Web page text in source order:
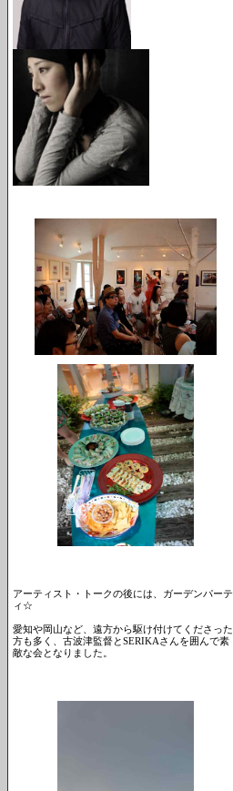
アーティスト・トークの後には、ガーデンパーテ
ィ☆
愛知や岡山など、遠方から駆け付けてくださった
方も多く、古波津監督とSERIKAさんを囲んで素
敵な会となりました。